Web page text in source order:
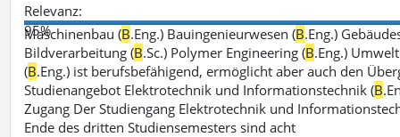
Relevanz:
95%
Maschinenbau (B.Eng.) Bauingenieurwesen (B.Eng.)
Bildverarbeitung (B.Sc.) Polymer Engineering (B.Eng.)
(B.Eng.) ist berufsbefähigend, ermöglicht aber auch den
Studienangebot Elektrotechnik und Informationstechnik (B
Zugang Der Studiengang Elektrotechnik und
Ende des dritten Studiensemesters sind acht